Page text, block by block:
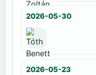
2026-05-30
2026-05-23